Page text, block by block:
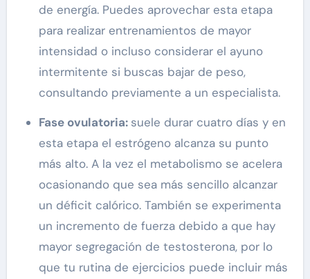
de energía. Puedes aprovechar esta etapa
para realizar entrenamientos de mayor
intensidad o incluso considerar el ayuno
intermitente si buscas bajar de peso,
consultando previamente a un especialista.
Fase ovulatoria: suele durar cuatro días y en
esta etapa el estrógeno alcanza su punto
más alto. A la vez el metabolismo se acelera
ocasionando que sea más sencillo alcanzar
un déficit calórico. También se experimenta
un incremento de fuerza debido a que hay
mayor segregación de testosterona, por lo
que tu rutina de ejercicios puede incluir más